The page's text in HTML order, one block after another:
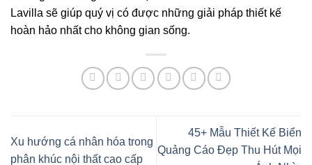
Lavilla sẽ giúp quý vị có được những giải pháp thiết kế
hoàn hảo nhất cho không gian sống.
Xu hướng cá nhân hóa trong
phân khúc nội thất cao cấp
45+ Mẫu Thiết Kế Biển
Quảng Cáo Đẹp Thu Hút Mọi